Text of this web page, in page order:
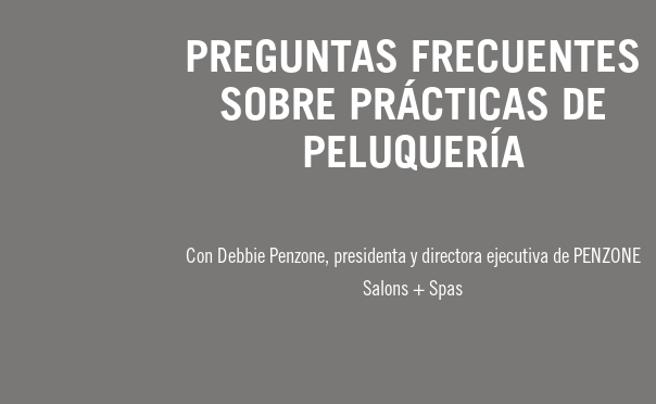
PREGUNTAS FRECUENTES
SOBRE PRÁCTICAS DE
PELUQUERÍA
Con Debbie Penzone, presidenta y directora ejecutiva de PENZONE
Salons + Spas